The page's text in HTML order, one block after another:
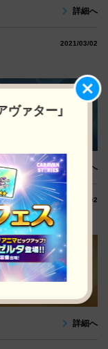
詳細へ
2021/03/02
詳細へ
2021/03/02
開催！
詳細へ
ァター」